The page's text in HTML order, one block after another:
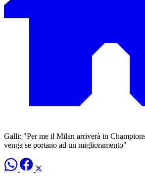
Galli: "Per me il Milan arriverà in
venga se portano ad un miglioramento"